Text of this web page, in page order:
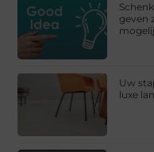
geven
Uw
luxe